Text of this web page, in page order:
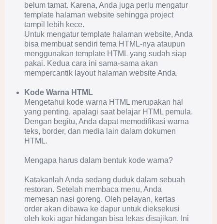
belum tamat. Karena, Anda juga perlu mengatur
template halaman website sehingga project
tampil lebih kece.
Untuk mengatur template halaman website, Anda
bisa membuat sendiri tema HTML-nya ataupun
menggunakan template HTML yang sudah siap
pakai. Kedua cara ini sama-sama akan
mempercantik layout halaman website Anda.
Kode Warna HTML
Mengetahui kode warna HTML merupakan hal
yang penting, apalagi saat belajar HTML pemula.
Dengan begitu, Anda dapat memodifikasi warna
teks, border, dan media lain dalam dokumen
HTML.
Mengapa harus dalam bentuk kode warna?
Katakanlah Anda sedang duduk dalam sebuah
restoran. Setelah membaca menu, Anda
memesan nasi goreng. Oleh pelayan, kertas
order akan dibawa ke dapur untuk dieksekusi
oleh koki agar hidangan bisa lekas disajikan. Ini